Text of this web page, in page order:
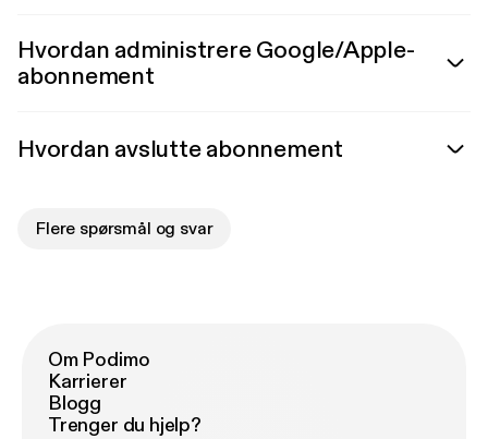
Hvordan administrere Google/Apple-
abonnement
Hvordan avslutte abonnement
Flere spørsmål og svar
Om Podimo
Karrierer
Blogg
Trenger du hjelp?